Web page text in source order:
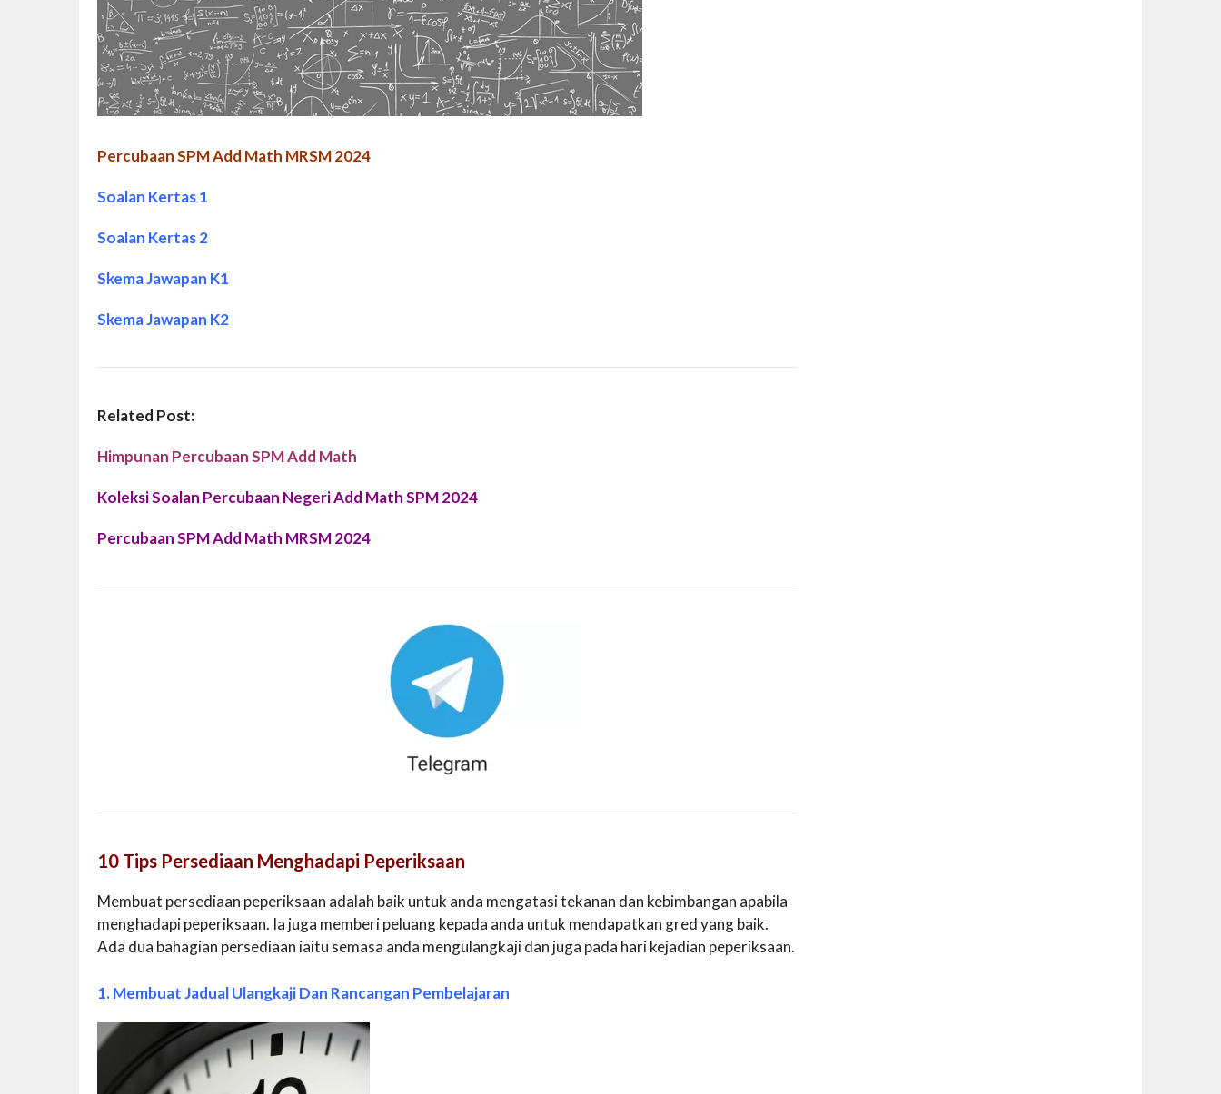
Percubaan SPM Add Math MRSM 2024
Soalan Kertas 1
Soalan Kertas 2
Skema Jawapan K1
Skema Jawapan K2
Related Post:
Himpunan Percubaan SPM Add Math
Koleksi Soalan Percubaan Negeri Add Math SPM 2024
Percubaan SPM Add Math MRSM 2024
10 Tips Persediaan Menghadapi Peperiksaan
Membuat persediaan peperiksaan adalah baik untuk anda mengatasi tekanan dan kebimbangan apabila
menghadapi peperiksaan. Ia juga memberi peluang kepada anda untuk mendapatkan gred yang baik.
Ada dua bahagian persediaan iaitu semasa anda mengulangkaji dan juga pada hari kejadian peperiksaan.
1. Membuat Jadual Ulangkaji Dan Rancangan Pembelajaran